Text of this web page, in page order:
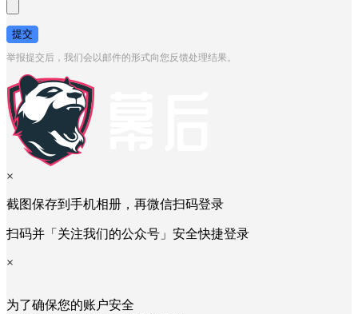
提交
举报提交后，我们会以邮件的形式向您反馈处理结果。
×
截图保存到手机相册，再微信扫码登录
扫码并「关注我们的公众号」安全快捷登录
×
为了确保您的账户安全